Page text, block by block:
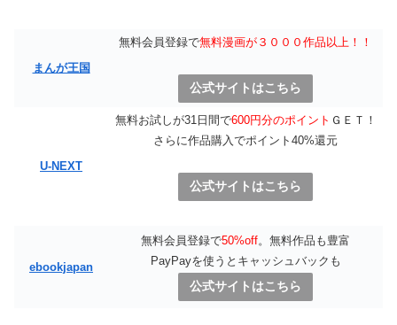
まんが王国
無料会員登録で無料漫画が３０００作品以上！！
公式サイトはこちら
U-NEXT
無料お試しが31日間で600円分のポイント ＧＥＴ！
さらに作品購入でポイント40%還元
公式サイトはこちら
ebookjapan
無料会員登録で50%off。無料作品も豊富
PayPayを使うとキャッシュバックも
公式サイトはこちら